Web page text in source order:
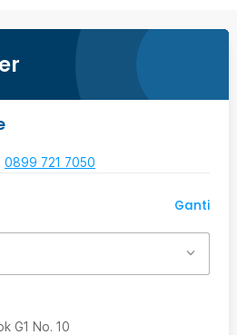
0899 721 7050
Ganti
G1 No. 10